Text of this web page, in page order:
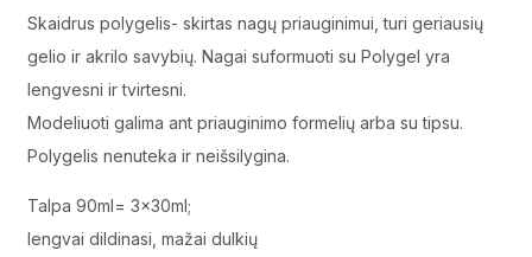
Skaidrus polygelis- skirtas nagų priauginimui, turi geriausių
gelio ir akrilo savybių. Nagai suformuoti su Polygel yra
lengvesni ir tvirtesni.
Modeliuoti galima ant priauginimo formelių arba su tipsu.
Polygelis nenuteka ir neišsilygina.
Talpa 90ml= 3x30ml;
lengvai dildinasi, mažai dulkių